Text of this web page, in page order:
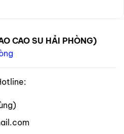
CAO SU HẢI PHÒNG)